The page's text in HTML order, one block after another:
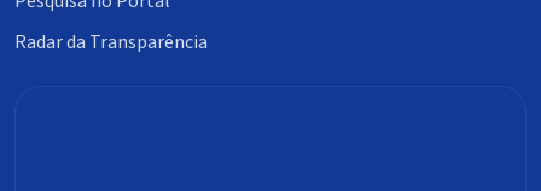
Radar da Transparência